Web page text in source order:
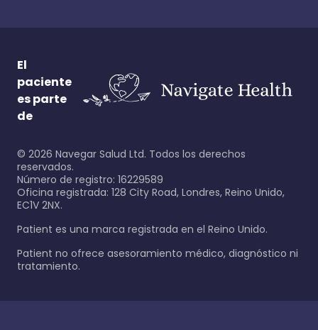
El
paciente
es parte
de
© 2026 Navegar Salud Ltd. Todos los derechos
reservados.
Número de registro: 16229589
Oficina registrada: 128 City Road, Londres, Reino Unido,
EC1V 2NX.
Patient es una marca registrada en el Reino Unido.
Patient no ofrece asesoramiento médico, diagnóstico ni
tratamiento.